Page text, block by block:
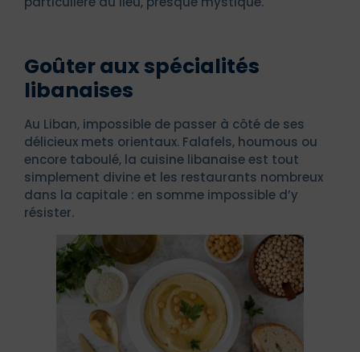
Goûter aux spécialités
libanaises
Au Liban, impossible de passer à côté de ses
délicieux mets orientaux. Falafels, houmous ou
encore taboulé, la cuisine libanaise est tout
simplement divine et les restaurants nombreux
dans la capitale : en somme impossible d’y
résister.